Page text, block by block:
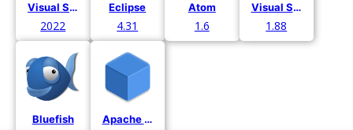
Visual Studio
2022
Eclipse
4.31
Atom
1.6
Visual Studio Code
1.88
Bluefish Apache Netbeans